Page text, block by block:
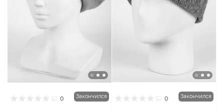
0 Закончился 0 Закончился